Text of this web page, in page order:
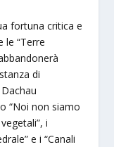
fortuna critica e
le “Terre
di
“Noi non siamo
i
e i “Canali